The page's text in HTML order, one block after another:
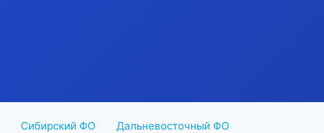
Сибирский ФО Дальневосточный ФО